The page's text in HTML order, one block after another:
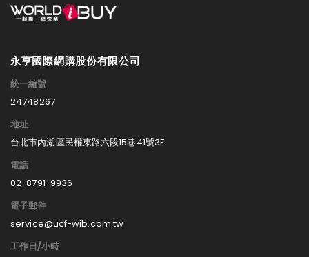
永亨國際網購股份有限公司
統一編號
24748267
地址
台北市內湖區民權東路六段15巷41號3F
電話
02-8791-9936
電子郵件
service@ucf-wib.com.tw
工作日/小時